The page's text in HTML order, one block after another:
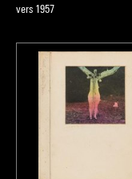
vers 1957